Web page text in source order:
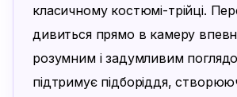
класичному костюмі-трійці.
дивиться прямо в камеру
розумним і задумливим
підтримує підборіддя,